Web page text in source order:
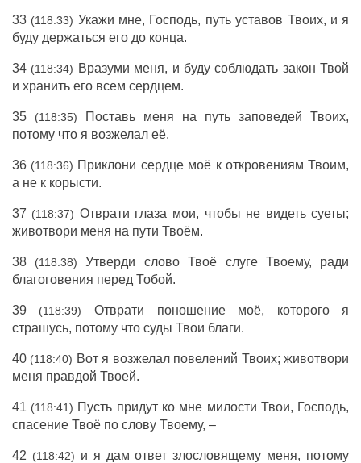
33 (118:33) Укажи мне, Господь, путь уставов Твоих, и я
буду держаться его до конца.
34 (118:34) Вразуми меня, и буду соблюдать закон Твой
и хранить его всем сердцем.
35 (118:35) Поставь меня на путь заповедей Твоих,
потому что я возжелал её.
36 (118:36) Приклони сердце моё к откровениям Твоим,
а не к корысти.
37 (118:37) Отврати глаза мои, чтобы не видеть суеты;
животвори меня на пути Твоём.
38 (118:38) Утверди слово Твоё слуге Твоему, ради
благоговения перед Тобой.
39 (118:39)
Отврати поношение моё, которого я
страшусь, потому что суды Твои благи.
40 (118:40) Вот я возжелал повелений Твоих; животвори
меня правдой Твоей.
41 (118:41) Пусть придут ко мне милости Твои, Господь,
спасение Твоё по слову Твоему, –
42 (118:42) и я дам ответ злословящему меня, потому